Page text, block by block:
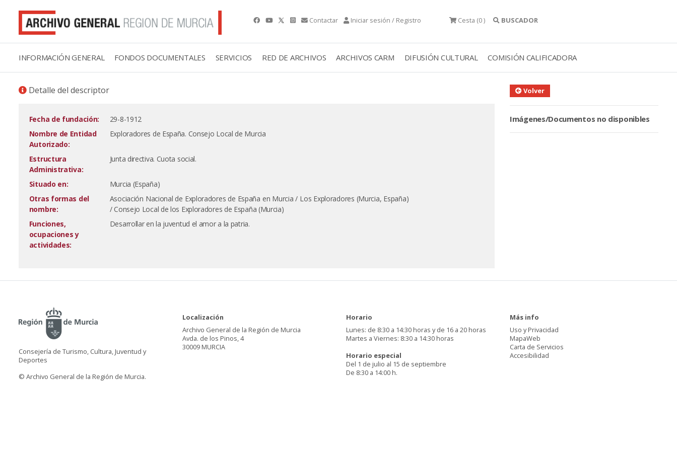
Contactar Iniciar sesión / Registro Cesta (0 ) BUSCADOR
INFORMACIÓN GENERAL FONDOS DOCUMENTALES SERVICIOS RED DE ARCHIVOS ARCHIVOS CARM DIFUSIÓN CULTURAL COMISIÓN CALIFICADORA
Detalle del descriptor
Fecha de fundación:
29-8-1912
Nombre de Entidad
Autorizado:
Exploradores de España. Consejo Local de Murcia
Estructura
Administrativa:
Junta directiva. Cuota social.
Situado en:
Murcia (España)
Otras formas del
nombre:
Asociación Nacional de Exploradores de España en Murcia / Los Exploradores (Murcia, España)
/ Consejo Local de los Exploradores de España (Murcia)
Funciones,
ocupaciones y
actividades:
Desarrollar en la juventud el amor a la patria.
Volver
Imágenes/Documentos no disponibles
Consejería de Turismo, Cultura, Juventud y
Deportes
© Archivo General de la Región de Murcia.
Localización
Archivo General de la Región de Murcia
Avda. de los Pinos, 4
30009 MURCIA
Horario
Lunes: de 8:30 a 14:30 horas y de 16 a 20 horas
Martes a Viernes: 8:30 a 14:30 horas
Horario especial
Del 1 de julio al 15 de septiembre
De 8:30 a 14:00 h.
Más info
Uso y Privacidad
MapaWeb
Carta de Servicios
Accesibilidad